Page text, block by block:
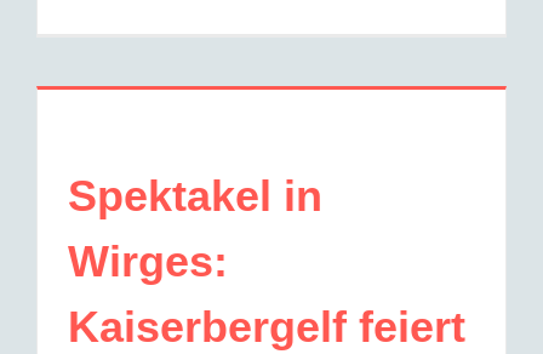
Spektakel in
Wirges:
Kaiserbergelf feiert